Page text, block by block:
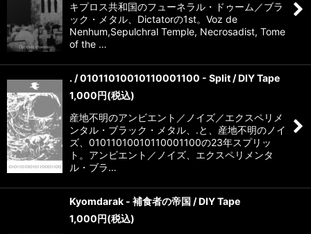
キプロス共和国のフューネラル・ドゥーム／ブラ
ック・メタル、Dictatorの1st。Voz de
Nenhum,Sepulchral Temple, Necrosadist, Tome
of the …
. / 01011010010110001100 - Split / DIY Tape
1,000円(税込)
産地不明のアンビエント／ノイズ／エクスペリメ
ンタル・ブラック・メタル、.と、産地不明のノイ
ズ、01011010010110001100の23年スプリッ
ト。アンビエント／ノイズ、エクスペリメンタ
ル・ブラ…
Kyomdarak - 補食者の帝国 / DIY Tape
1,000円(税込)